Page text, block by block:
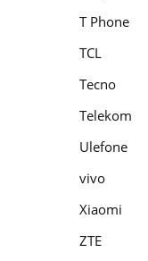
T Phone
TCL
Tecno
Telekom
Ulefone
vivo
Xiaomi
ZTE